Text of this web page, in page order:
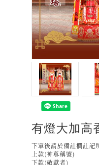
有燈大加高
下單後請於備註欄註記
上款(神尊稱號)
下款(敬獻者)